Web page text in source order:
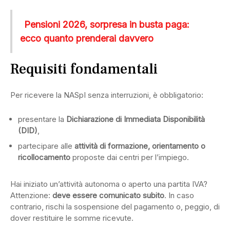
Pensioni 2026, sorpresa in busta paga:
ecco quanto prenderai davvero
Requisiti fondamentali
Per ricevere la NASpI senza interruzioni, è obbligatorio:
presentare la Dichiarazione di Immediata Disponibilità
(DID),
partecipare alle attività di formazione, orientamento o
ricollocamento proposte dai centri per l’impiego.
Hai iniziato un’attività autonoma o aperto una partita IVA?
Attenzione: deve essere comunicato subito. In caso
contrario, rischi la sospensione del pagamento o, peggio, di
dover restituire le somme ricevute.